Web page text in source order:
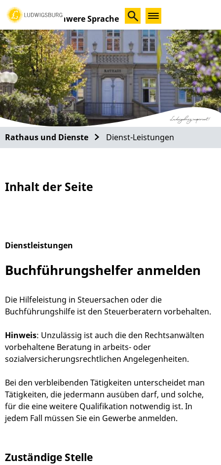
Schwere Sprache
Rathaus und Dienste Dienst-Leistungen
Inhalt der Seite
Dienstleistungen
Buchführungshelfer anmelden
Die Hilfeleistung in Steuersachen oder die
Buchführungshilfe ist den Steuerberatern vorbehalten.
Hinweis: Unzulässig ist auch die den Rechtsanwälten
vorbehaltene Beratung in arbeits- oder
sozialversicherungsrechtlichen Angelegenheiten.
Bei den verbleibenden Tätigkeiten unterscheidet man
Tätigkeiten, die jedermann ausüben darf, und solche,
für die eine weitere Qualifikation notwendig ist. In
jedem Fall müssen Sie ein Gewerbe anmelden.
Zuständige Stelle